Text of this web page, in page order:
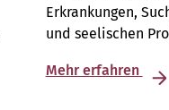
Erkrankungen,
und seelischen
Mehr erfahren